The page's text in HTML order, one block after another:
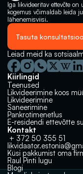
Milline lahendus võiks
parim? 🤔
Iga likvideeritav ettevõte
kogemus võimaldab leida
lähenemisviisi.
Tasuta
Leiad meid ka
Kiirlingid
Teenused
Likvideerimine koos
Likvideerimine
Saneerimine
Pankrotimenetlus
E-residendi ettevõtte
Kontakt
+ 372 50 355 51
Küsi pakkumist oma
Raul Pinti lugu
Blogi